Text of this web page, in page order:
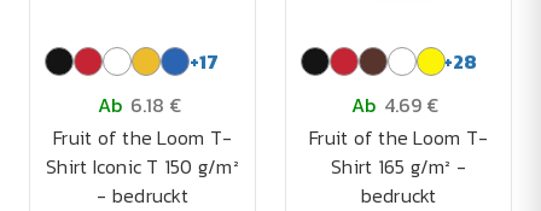
+17
Ab 6.18 €
Fruit of the Loom T-
Shirt Iconic T 150 g/m²
- bedruckt
+28
Ab 4.69 €
Fruit of the Loom T-
Shirt 165 g/m² -
bedruckt